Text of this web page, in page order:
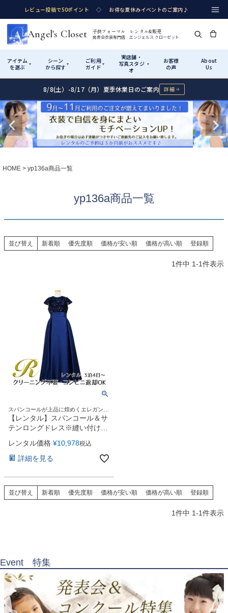
レビュー投稿で50ポイント ◇ お得な夏休みイベントのご案内♪
Angel's Closet 子供フォーマル レンタル&販売
発表会衣装専門店 エンジェルス クローゼット
アイテム
を選ぶ
▾
シーン
から探す ▾
ご利用
ガイド ▾
実店舗・
写真スタジ
オ
▾
お客様
の声
About
Us
Shop by Category アイテムから探す
カテゴリ詳細→ サイズで選ぶ→
七五三着物 シューズ
アウター
コスチューム
ジュエリー
Shop by Occasion シーンから探す
性別・サイズで絞り込む→
Recital & Concours Wedding
Graduation & Entrance
卒業式・入学式
How It Works ご利用ガイド
Startはじめに
01
レンタル・販売の入口
03 Angel's Closetについて
予約・配送・返却・料金
レンタルの流れ
4ステップで簡単
あんしんパック
汚れ・キズ・破損の補償
Buy & Supportご購入・サポート
07 販売・共通のご案内
品質・返品・お手入れ
送料・お支払い
送料・決済方法
お問い合わせ
Visit Us 実店舗・写真スタジオ
Tsukuba Boutique
茨城県土浦市大町14-16-1F
10:00–18:00（完全予約制）
月曜日
店舗を予約する →
Angel's Photo Studio
対応 七五三・発表会・記念撮影
予約 Web または お電話
特典 ヘアメイク・着付け
8/8(土）-8/17（月）夏季休業日のご案内 詳細
HOME yp136a商品一覧
yp136a商品一覧
並び替え 新着順 優先度順 価格が安い順 価格が高い順 登録順
1件中 1-1件表示
スパンコールが上品に煌めくエレガント
Ａラインロングドレス
【レンタル】スパンコール＆サ
テンロングドレス※縫い付けリ
ボン型(YP136A)ネイビー
レンタル価格 ¥10,978税込
詳細を見る
並び替え 新着順 優先度順 価格が安い順 価格が高い順 登録順
1件中 1-1件表示
Event 特集